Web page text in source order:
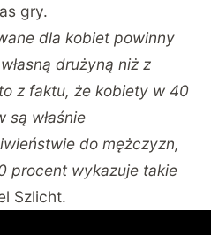
gry.
dla kobiet powinny
drużyną niż z
z faktu, że kobiety w 40
są właśnie
do mężczyzn,
procent wykazuje takie
Szlicht.